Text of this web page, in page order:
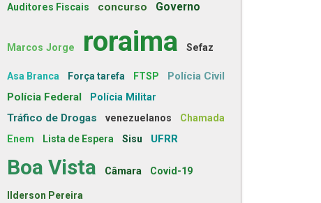
Auditores Fiscais concurso Governo
Marcos Jorge roraima Sefaz
Asa Branca Força tarefa FTSP
Polícia Civil
Polícia Federal
Polícia Militar
Tráfico de Drogas venezuelanos
Chamada
Enem
Lista de Espera Sisu UFRR
Boa Vista Câmara Covid-19
Ilderson Pereira